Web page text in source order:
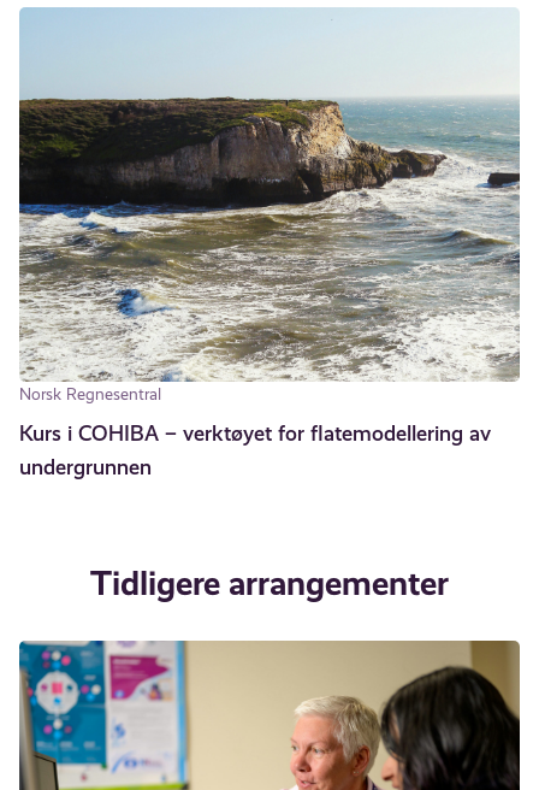
Norsk Regnesentral
Kurs i COHIBA – verktøyet for flatemodellering av
undergrunnen
Tidligere arrangementer